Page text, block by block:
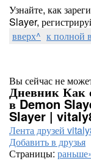
Узнайте, как
Slayer,
вверх^ к полной
Вы сейчас не
Дневник Как
в Demon
Slayer |
Лента друзей
Добавить в друзья
Страницы: